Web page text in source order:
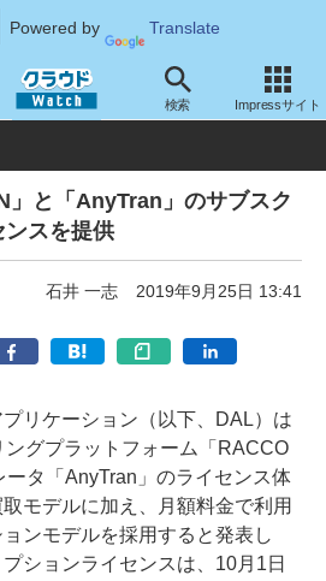
Powered by Translate
検索 Impressサイト
ソフト ソフトウェア ミドルウェア
」と「AnyTran」のサブスク
ンスを提供
石井 一志 2019年9月25日 13:41
リケーション（以下、DAL）は
グプラットフォーム「RACCO
タ「AnyTran」のライセンス体
モデルに加え、月額料金で利用
ンモデルを採用すると発表し
ションライセンスは、10月1日